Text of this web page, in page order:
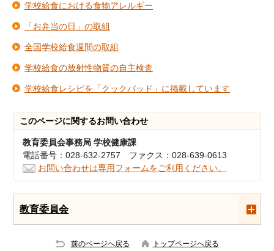
学校給食における食物アレルギー
「お弁当の日」の取組
全国学校給食週間の取組
学校給食の放射性物質の自主検査
学校給食レシピを「クックパッド」に掲載しています
このページに関するお問い合わせ
教育委員会事務局 学校健康課
電話番号：028-632-2757 ファクス：028-639-0613
お問い合わせは専用フォームをご利用ください。
教育委員会
前のページへ戻る トップページへ戻る